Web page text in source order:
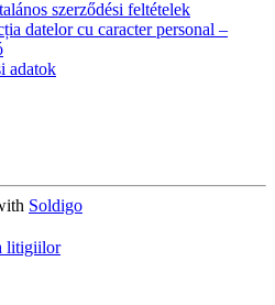
szerződési feltételek
datelor cu caracter personal –
adatok
Soldigo